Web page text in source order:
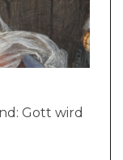
Gott wird